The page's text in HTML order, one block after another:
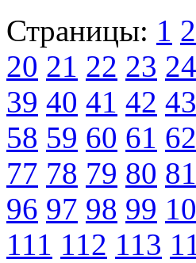
Страницы: 1 2
20 21 22 23 24
39 40 41 42 43
58 59 60 61 62
77 78 79 80 81
96 97 98 99
111 112 113